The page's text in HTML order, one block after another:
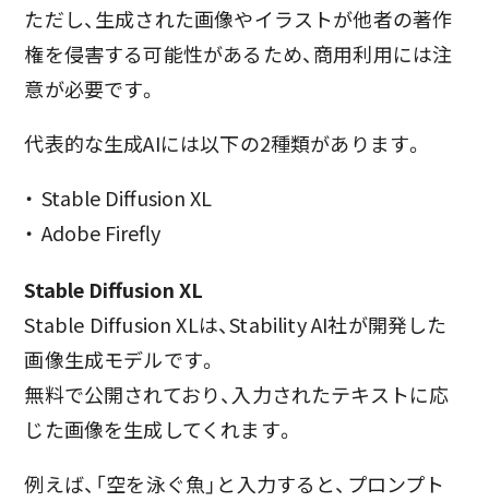
ただし、生成された画像やイラストが他者の著作
権を侵害する可能性があるため、商用利用には注
意が必要です。
代表的な生成AIには以下の2種類があります。
Stable Diffusion XL
Adobe Firefly
Stable Diffusion XL
Stable Diffusion XLは、Stability AI社が開発した
画像生成モデルです。
無料で公開されており、入力されたテキストに応
じた画像を生成してくれます。
例えば、「空を泳ぐ魚」と入力すると、プロンプト